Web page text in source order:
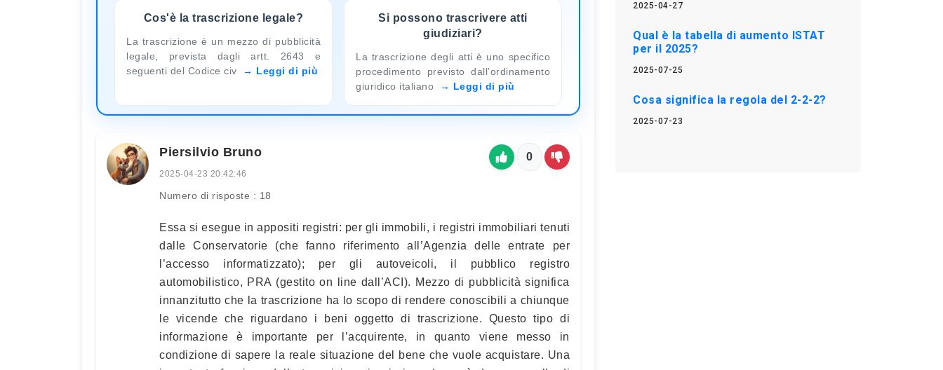
Cos'è la trascrizione legale?
La trascrizione è un mezzo di pubblicità
legale, prevista dagli artt. 2643 e
seguenti del Codice civ
Leggi di più
Si possono trascrivere atti
giudiziari?
La trascrizione degli atti è uno specifico
procedimento previsto dall’ordinamento
giuridico italiano
Leggi di più
Piersilvio Bruno
2025-04-23 20:42:46
Numero di risposte : 18
0
Essa si esegue in appositi registri: per gli immobili, i registri immobiliari tenuti
dalle Conservatorie (che fanno riferimento all’Agenzia delle entrate per
l’accesso informatizzato); per gli autoveicoli, il pubblico registro
automobilistico, PRA (gestito on line dall’ACI). Mezzo di pubblicità significa
innanzitutto che la trascrizione ha lo scopo di rendere conoscibili a chiunque
le vicende che riguardano i beni oggetto di trascrizione. Questo tipo di
informazione è importante per l’acquirente, in quanto viene messo in
condizione di sapere la reale situazione del bene che vuole acquistare. Una
2025-04-27
Qual è la tabella di aumento ISTAT
per il 2025?
2025-07-25
Cosa significa la regola del 2-2-2?
2025-07-23